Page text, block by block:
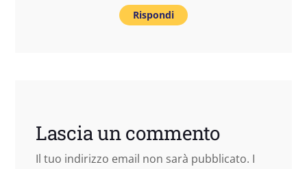
Rispondi
Lascia un commento
Il tuo indirizzo email non sarà pubblicato. I